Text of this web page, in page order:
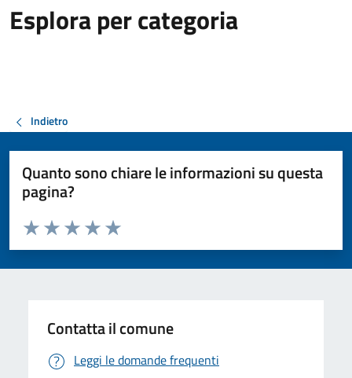
Esplora per categoria
Indietro
Quanto sono chiare le informazioni su questa
pagina?
Valuta da 1 a 5 stelle la pagina
Valuta 5 stelle su 5
Valuta 4 stelle su 5
Valuta 3 stelle su 5
Valuta 2 stelle su 5
Valuta 1 stelle su 5
Contatta il comune
Leggi le domande frequenti